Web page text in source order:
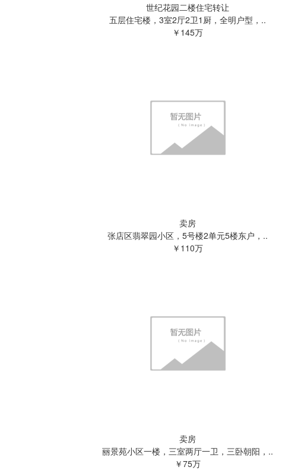
世纪花园二楼住宅转让
五层住宅楼，3室2厅2卫1厨，全明户型，..
￥145万
卖房
张店区翡翠园小区，5号楼2单元5楼东户，..
￥110万
卖房
丽景苑小区一楼，三室两厅一卫，三卧朝阳，..
￥75万